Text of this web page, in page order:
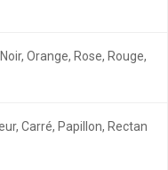
Orange, Rose, Rouge,
Carré, Papillon, Rectan